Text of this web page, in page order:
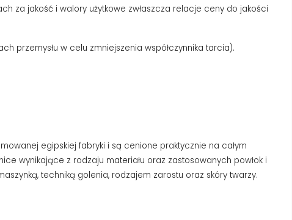
za jakość i walory użytkowe zwłaszcza relacje ceny do jakości
przemysłu w celu zmniejszenia współczynnika tarcia).
egipskiej fabryki i są cenione praktycznie na całym
wynikające z rodzaju materiału oraz zastosowanych powłok i
techniką golenia, rodzajem zarostu oraz skóry twarzy.